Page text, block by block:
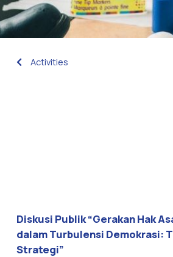
Activities
Diskusi Publik “Gerakan Hak
dalam Turbulensi Demokrasi:
Strategi”